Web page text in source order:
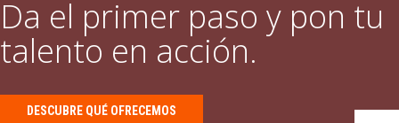
Da el primer paso y pon tu
talento en acción.
DESCUBRE QUÉ OFRECEMOS